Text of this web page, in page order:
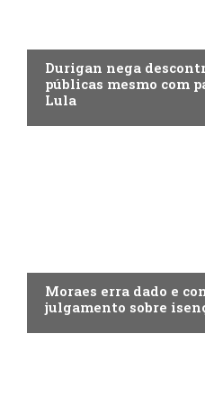
Durigan nega
públicas mesmo com
Lula
Moraes erra dado e
julgamento sobre